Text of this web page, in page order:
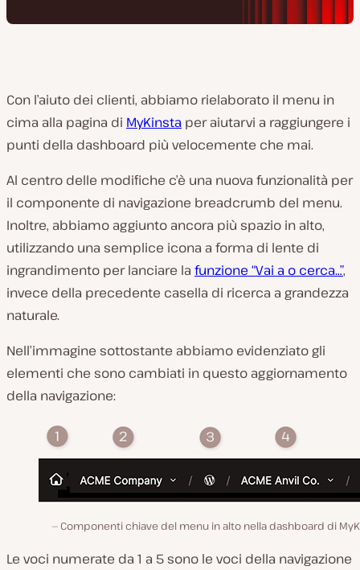
Con l’aiuto dei clienti, abbiamo rielaborato il menu in
cima alla pagina di MyKinsta per aiutarvi a raggiungere i
punti della dashboard più velocemente che mai.
Al centro delle modifiche c’è una nuova funzionalità per
il componente di navigazione breadcrumb del menu.
Inoltre, abbiamo aggiunto ancora più spazio in alto,
utilizzando una semplice icona a forma di lente di
ingrandimento per lanciare la funzione “Vai a o cerca…”,
invece della precedente casella di ricerca a grandezza
naturale.
Nell’immagine sottostante abbiamo evidenziato gli
elementi che sono cambiati in questo aggiornamento
della navigazione:
Componenti chiave del menu in alto nella dashboard di
Le voci numerate da 1 a 5 sono le voci della navigazione